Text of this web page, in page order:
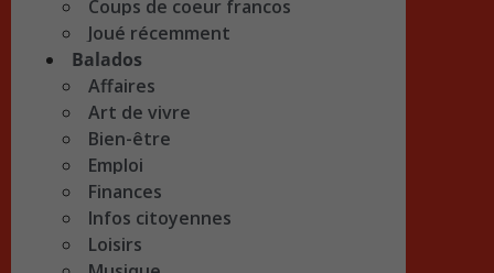
Coups de coeur francos
Joué récemment
Balados
Affaires
Art de vivre
Bien-être
Emploi
Finances
Infos citoyennes
Loisirs